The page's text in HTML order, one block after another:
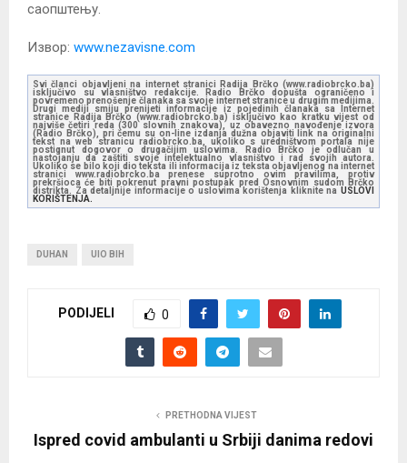
саопштењу.
Извор: www.nezavisne.com
Svi članci objavljeni na internet stranici Radija Brčko (www.radiobrcko.ba)
isključivo su vlasništvo redakcije. Radio Brčko dopušta ograničeno i
povremeno prenošenje članaka sa svoje internet stranice u drugim medijima.
Drugi mediji smiju prenijeti informacije iz pojedinih članaka sa Internet
stranice Radija Brčko (www.radiobrcko.ba) isključivo kao kratku vijest od
najviše četiri reda (300 slovnih znakova), uz obavezno navođenje izvora
(Radio Brčko), pri čemu su on-line izdanja dužna objaviti link na originalni
tekst na web stranicu radiobrcko.ba, ukoliko s uredništvom portala nije
postignut dogovor o drugačijim uslovima. Radio Brčko je odlučan u
nastojanju da zaštiti svoje intelektualno vlasništvo i rad svojih autora.
Ukoliko se bilo koji dio teksta ili informacija iz teksta objavljenog na internet
stranici www.radiobrcko.ba prenese suprotno ovim pravilima, protiv
prekršioca će biti pokrenut pravni postupak pred Osnovnim sudom Brčko
distrikta. Za detaljnije informacije o uslovima korištenja kliknite na USLOVI
KORIŠTENJA.
DUHAN UIO BIH
PODIJELI 0
PRETHODNA VIJEST
Ispred covid ambulanti u Srbiji danima redovi